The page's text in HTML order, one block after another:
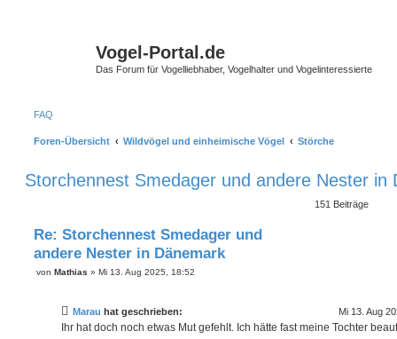
Vogel-Portal.de
Das Forum für Vogelliebhaber, Vogelhalter und Vogelinteressierte
FAQ
Foren-Übersicht Wildvögel und einheimische Vögel Störche
Storchennest Smedager und andere Nester in
151 Beiträge
Re: Storchennest Smedager und
andere Nester in Dänemark
Bvon Mathias » Mi 13. Aug 2025, 18:52
Marau hat geschrieben: Mi 13. Aug
Ihr hat doch noch etwas Mut gefehlt. Ich hätte fast meine Tochter